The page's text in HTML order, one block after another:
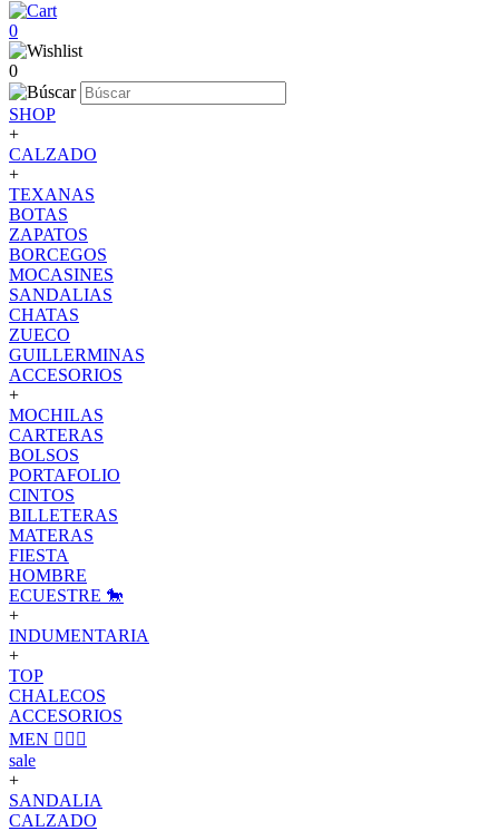
0
0
SHOP
+
CALZADO
+
TEXANAS
BOTAS
ZAPATOS
BORCEGOS
MOCASINES
SANDALIAS
CHATAS
ZUECO
GUILLERMINAS
ACCESORIOS
+
MOCHILAS
CARTERAS
BOLSOS
PORTAFOLIO
CINTOS
BILLETERAS
MATERAS
FIESTA
HOMBRE
ECUESTRE 🐎
+
INDUMENTARIA
+
TOP
CHALECOS
ACCESORIOS
MEN 🙋🏽‍♂️
sale
+
SANDALIA
CALZADO